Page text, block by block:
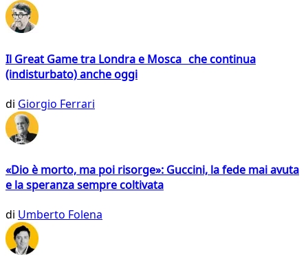
Il Great Game tra Londra e Mosca che continua
(indisturbato) anche oggi
di Giorgio Ferrari
«Dio è morto, ma poi risorge»: Guccini, la fede mai avuta
e la speranza sempre coltivata
di Umberto Folena